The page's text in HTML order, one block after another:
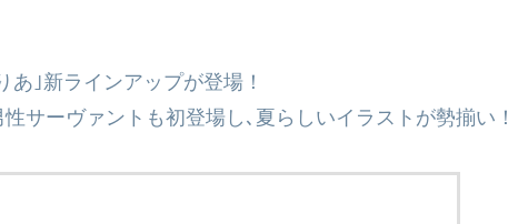
あ｣新ラインアップが登場！
サーヴァントも初登場し､夏らしいイラストが勢揃い！